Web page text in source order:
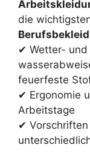
die
✔ Wetter- und
feuerfeste
✔ Ergonomie
Arbeitstage
✔